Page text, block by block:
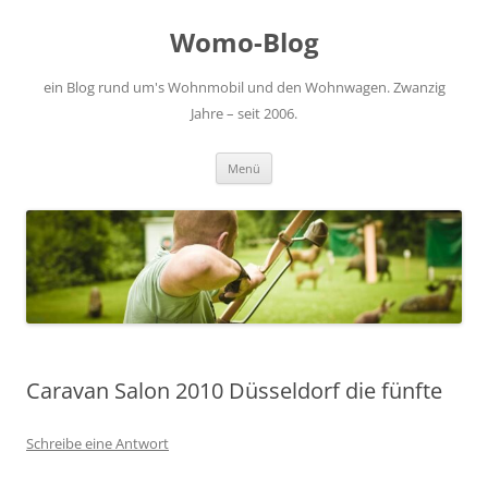
Womo-Blog
ein Blog rund um's Wohnmobil und den Wohnwagen. Zwanzig
Jahre – seit 2006.
Menü
Caravan Salon 2010 Düsseldorf die fünfte
Schreibe eine Antwort